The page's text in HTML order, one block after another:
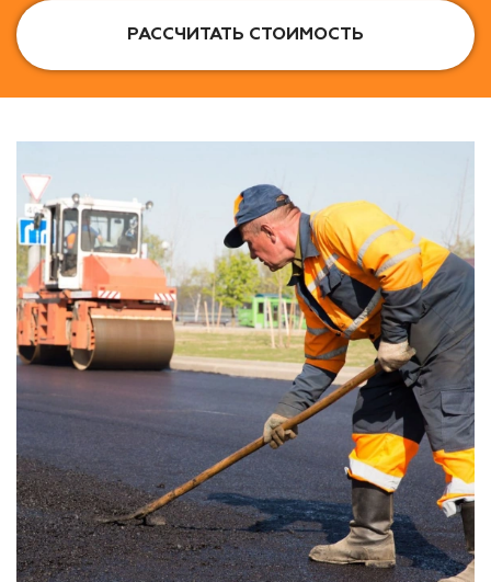
РАССЧИТАТЬ СТОИМОСТЬ